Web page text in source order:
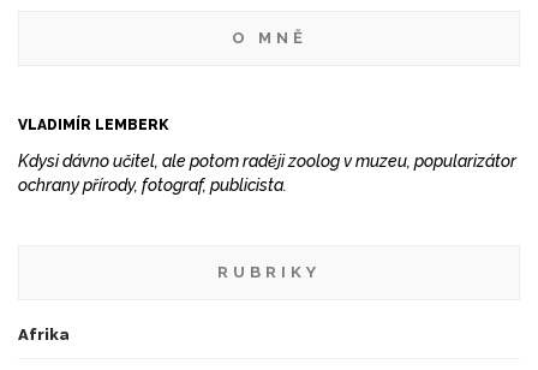
O MNĚ
VLADIMÍR LEMBERK
Kdysi dávno učitel, ale potom raději zoolog v muzeu, popularizátor
ochrany přírody, fotograf, publicista.
RUBRIKY
Afrika